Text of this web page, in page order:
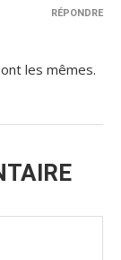
les mêmes.
RÉPONDRE